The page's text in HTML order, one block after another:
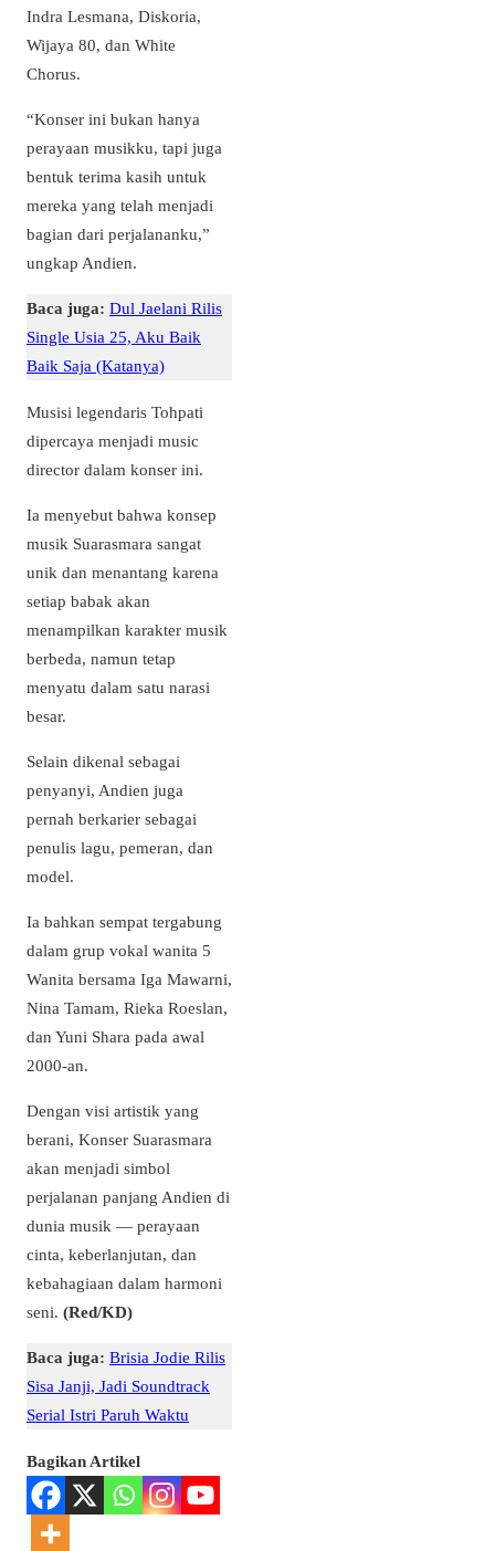
Indra Lesmana, Diskoria,
Wijaya 80, dan White
Chorus.
“Konser ini bukan hanya
perayaan musikku, tapi juga
bentuk terima kasih untuk
mereka yang telah menjadi
bagian dari perjalananku,”
ungkap Andien.
Baca juga: Dul Jaelani Rilis
Single Usia 25, Aku Baik
Baik Saja (Katanya)
Musisi legendaris Tohpati
dipercaya menjadi music
director dalam konser ini.
Ia menyebut bahwa konsep
musik Suarasmara sangat
unik dan menantang karena
setiap babak akan
menampilkan karakter musik
berbeda, namun tetap
menyatu dalam satu narasi
besar.
Selain dikenal sebagai
penyanyi, Andien juga
pernah berkarier sebagai
penulis lagu, pemeran, dan
model.
Ia bahkan sempat tergabung
dalam grup vokal wanita 5
Wanita bersama Iga Mawarni,
Nina Tamam, Rieka Roeslan,
dan Yuni Shara pada awal
2000-an.
Dengan visi artistik yang
berani, Konser Suarasmara
akan menjadi simbol
perjalanan panjang Andien di
dunia musik — perayaan
cinta, keberlanjutan, dan
kebahagiaan dalam harmoni
seni. (Red/KD)
Baca juga: Brisia Jodie Rilis
Sisa Janji, Jadi Soundtrack
Serial Istri Paruh Waktu
Bagikan Artikel